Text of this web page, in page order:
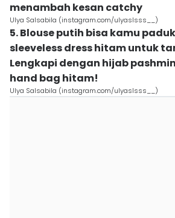
menambah kesan catchy
Ulya Salsabila (instagram.com/ulyaslsss__)
5. Blouse putih bisa kamu
sleeveless dress hitam untuk
Lengkapi dengan hijab
hand bag hitam!
Ulya Salsabila (instagram.com/ulyaslsss__)